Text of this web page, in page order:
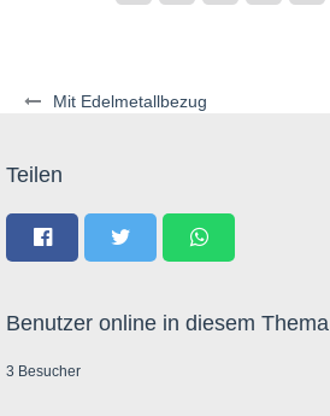
Mit Edelmetallbezug
Teilen
Benutzer online in diesem Thema
3 Besucher